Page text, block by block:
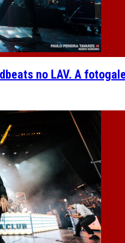
no LAV. A